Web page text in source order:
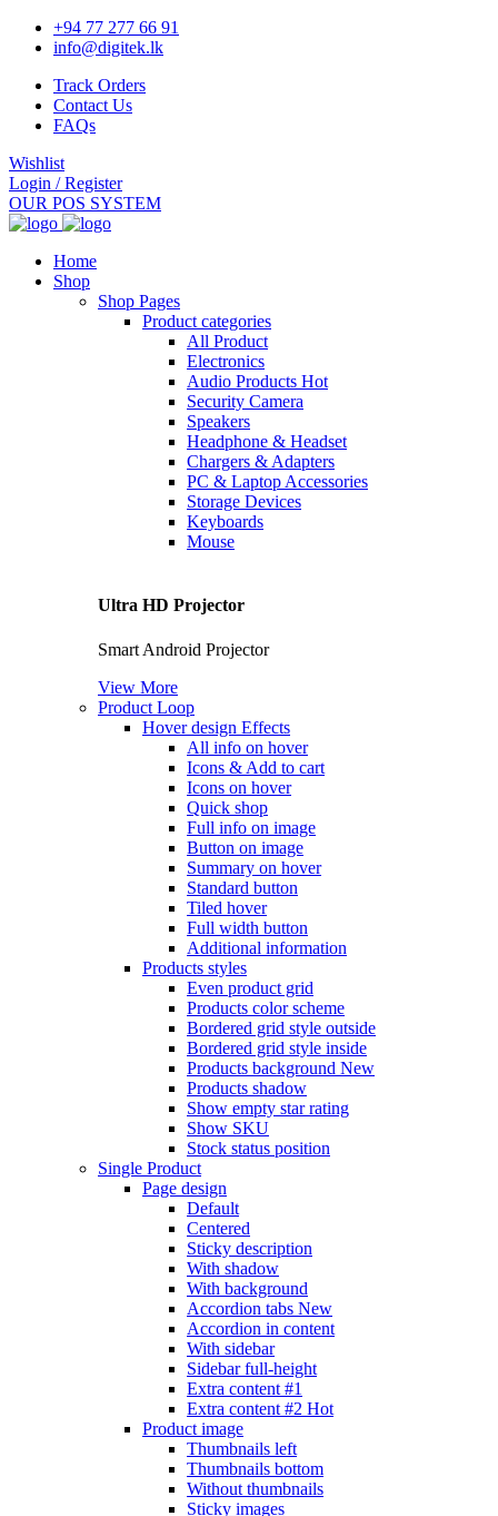
+94 77 277 66 91
info@digitek.lk
Track Orders
Contact Us
FAQs
Wishlist
Login / Register
OUR POS SYSTEM
Home
Shop
Shop Pages
Product categories
All Product
Electronics
Audio Products Hot
Security Camera
Speakers
Headphone & Headset
Chargers & Adapters
PC & Laptop Accessories
Storage Devices
Keyboards
Mouse
Ultra HD Projector
Smart Android Projector
View More
Product Loop
Hover design Effects
All info on hover
Icons & Add to cart
Icons on hover
Quick shop
Full info on image
Button on image
Summary on hover
Standard button
Tiled hover
Full width button
Additional information
Products styles
Even product grid
Products color scheme
Bordered grid style outside
Bordered grid style inside
Products background New
Products shadow
Show empty star rating
Show SKU
Stock status position
Single Product
Page design
Default
Centered
Sticky description
With shadow
With background
Accordion tabs New
Accordion in content
With sidebar
Sidebar full-height
Extra content #1
Extra content #2 Hot
Product image
Thumbnails left
Thumbnails bottom
Without thumbnails
Sticky images